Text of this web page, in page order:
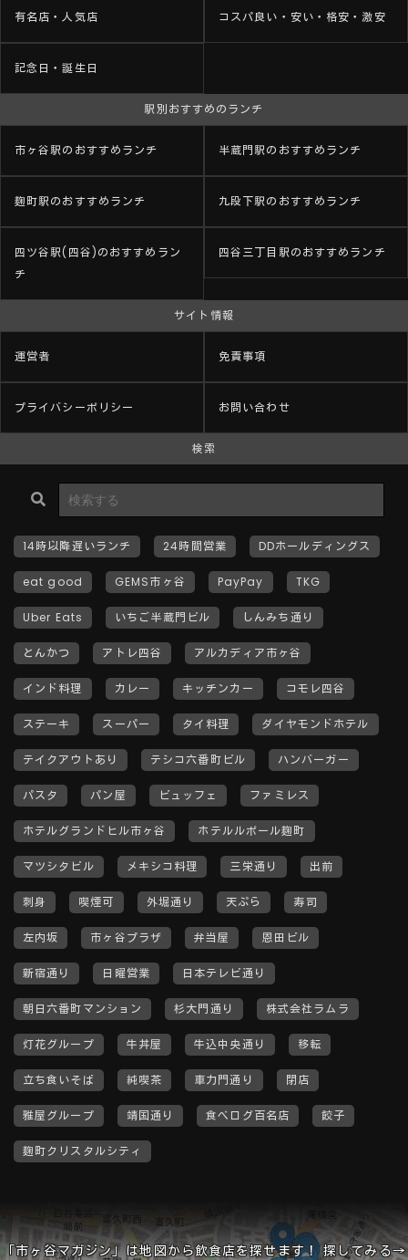
有名店・人気店 コスパ良い・安い・格安・激安
記念日・誕生日
駅別おすすめのランチ
市ヶ谷駅のおすすめランチ 半蔵門駅のおすすめランチ
麹町駅のおすすめランチ 九段下駅のおすすめランチ
四ツ谷駅(四谷)のおすすめラン
チ
四谷三丁目駅のおすすめランチ
サイト情報
運営者 免責事項
プライバシーポリシー お問い合わせ
検索
14時以降遅いランチ 24時間営業 DDホールディングス
eat good GEMS市ヶ谷 PayPay TKG
Uber Eats いちご半蔵門ビル しんみち通り
とんかつ アトレ四谷 アルカディア市ヶ谷
インド料理 カレー キッチンカー コモレ四谷
ステーキ スーパー タイ料理 ダイヤモンドホテル
テイクアウトあり テシコ六番町ビル ハンバーガー
パスタ パン屋 ビュッフェ ファミレス
ホテルグランドヒル市ヶ谷 ホテルルポール麹町
マツシタビル メキシコ料理 三栄通り 出前
刺身 喫煙可 外堀通り 天ぷら 寿司
左内坂 市ヶ谷プラザ 弁当屋 恩田ビル
新宿通り 日曜営業 日本テレビ通り
朝日六番町マンション 杉大門通り 株式会社ラムラ
灯花グループ 牛丼屋 牛込中央通り 移転
立ち食いそば 純喫茶 車力門通り 閉店
雅屋グループ 靖国通り 食べログ百名店 餃子
麹町クリスタルシティ
「市ヶ谷マガジン」は地図から飲食店を探せます！ 探してみる→